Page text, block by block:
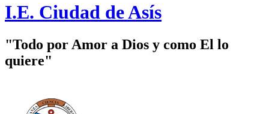
I.E. Ciudad de Asís
"Todo por Amor a Dios y como El lo
quiere"